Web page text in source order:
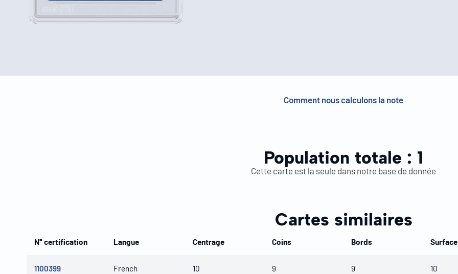
Comment nous calculons la note
Population totale : 1
Cette carte est la seule dans notre base de donnée
Cartes similaires
N° certification Langue Centrage Coins Bords Surface
1100399 French 10 9 9 10